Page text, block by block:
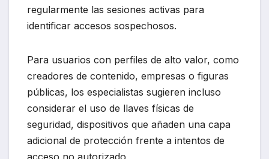
regularmente las sesiones activas para
identificar accesos sospechosos.
Para usuarios con perfiles de alto valor, como
creadores de contenido, empresas o figuras
públicas, los especialistas sugieren incluso
considerar el uso de llaves físicas de
seguridad, dispositivos que añaden una capa
adicional de protección frente a intentos de
acceso no autorizado.